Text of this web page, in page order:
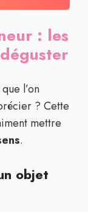
: les
l’on
? Cette
mettre
.
objet